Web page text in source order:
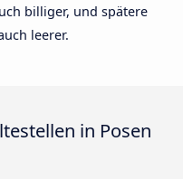
billiger, und spätere
leerer.
in Posen